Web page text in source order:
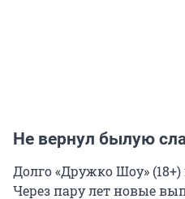
Не вернул былую
Долго «Дружко Шоу»
Через пару лет новые